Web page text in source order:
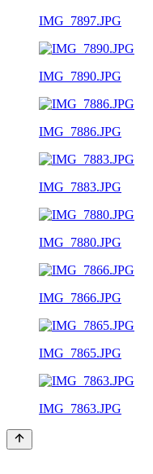
IMG_7897.JPG
IMG_7890.JPG
IMG_7886.JPG
IMG_7883.JPG
IMG_7880.JPG
IMG_7866.JPG
IMG_7865.JPG
IMG_7863.JPG